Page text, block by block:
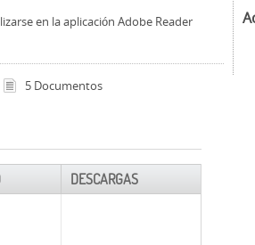
en la aplicación Adobe Reader
5 Documentos
DESCARGAS